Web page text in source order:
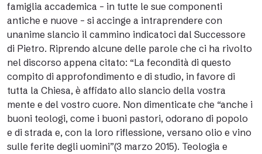
famiglia accademica – in tutte le sue componenti
antiche e nuove – si accinge a intraprendere con
unanime slancio il cammino indicatoci dal Successore
di Pietro. Riprendo alcune delle parole che ci ha rivolto
nel discorso appena citato: “La fecondità di questo
compito di approfondimento e di studio, in favore di
tutta la Chiesa, è affidato allo slancio della vostra
mente e del vostro cuore. Non dimenticate che “anche i
buoni teologi, come i buoni pastori, odorano di popolo
e di strada e, con la loro riflessione, versano olio e vino
sulle ferite degli uomini”(3 marzo 2015). Teologia e